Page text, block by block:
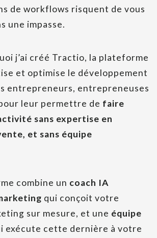
de workflows risquent de vous
une impasse.
j’ai créé Tractio, la plateforme
et optimise le développement
entrepreneurs, entrepreneuses
leur permettre de faire
sans expertise en
et sans équipe
combine un coach IA
qui conçoit votre
sur mesure, et une équipe
exécute cette dernière à votre